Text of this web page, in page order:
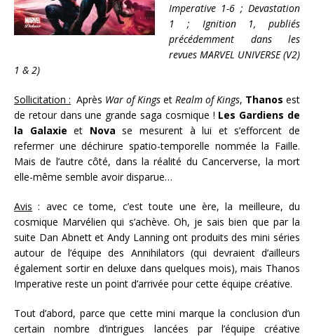
Imperative 1-6 ; Devastation
1 ; Ignition 1, publiés
précédemment dans les
revues MARVEL UNIVERSE (V2)
1 & 2)
Sollicitation : Après War of Kings et Realm of Kings, Thanos est
de retour dans une grande saga cosmique ! Les Gardiens de
la Galaxieet Novase mesurent à lui et s’efforcent de
refermer une déchirure spatio-temporelle nommée la Faille.
Mais de l’autre côté, dans la réalité du Cancerverse, la mort
elle-même semble avoir disparue…
Avis : avec ce tome, c’est toute une ère, la meilleure, du
cosmique Marvélien qui s’achève. Oh, je sais bien que par la
suite Dan Abnett et Andy Lanning ont produits des mini séries
autour de l’équipe des Annihilators (qui devraient d’ailleurs
également sortir en deluxe dans quelques mois), mais Thanos
Imperative reste un point d’arrivée pour cette équipe créative.
Tout d’abord, parce que cette mini marque la conclusion d’un
certain nombre d’intrigues lancées par l’équipe créative